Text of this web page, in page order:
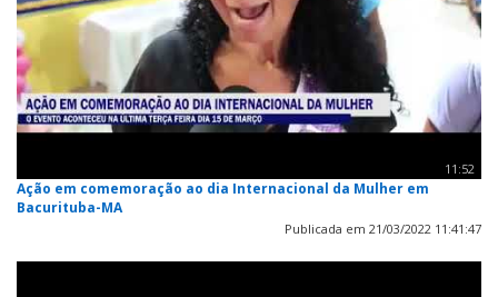
11:52
Ação em comemoração ao dia Internacional da Mulher em
Bacurituba-MA
Publicada em 21/03/2022 11:41:47